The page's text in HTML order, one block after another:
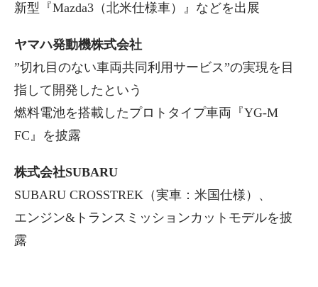
新型『Mazda3（北米仕様車）』などを出展
ヤマハ発動機株式会社
”切れ目のない車両共同利用サービス”の実現を目
指して開発したという
燃料電池を搭載したプロトタイプ車両『YG-M
FC』を披露
株式会社SUBARU
SUBARU CROSSTREK（実車：米国仕様）、
エンジン&トランスミッションカットモデルを披
露